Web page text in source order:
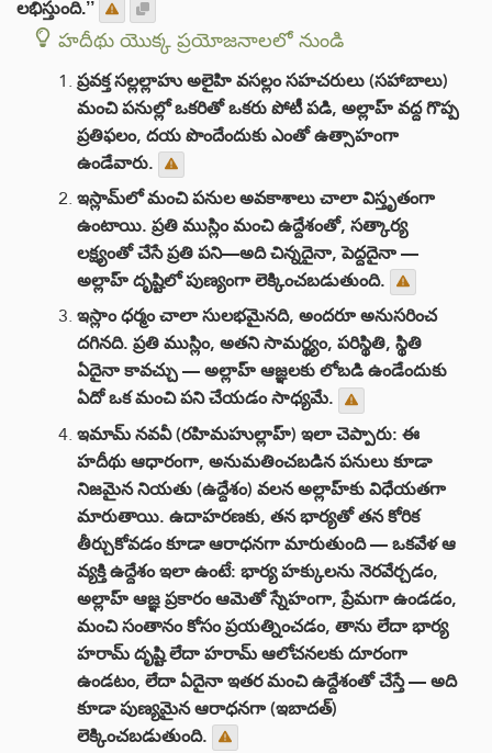
లభిస్తుంది.’’
హదీథు యొక్క ప్రయోజనాలలో నుండి
ప్రవక్త సల్లల్లాహు అలైహి వసల్లం సహచరులు (సహాబాలు)
మంచి పనుల్లో ఒకరితో ఒకరు పోటీ పడి, అల్లాహ్ వద్ద గొప్ప
ప్రతిఫలం, దయ పొందేందుకు ఎంతో ఉత్సాహంగా
ఉండేవారు.
ఇస్లామ్‌లో మంచి పనుల అవకాశాలు చాలా విస్తృతంగా
ఉంటాయి. ప్రతి ముస్లిం మంచి ఉద్దేశంతో, సత్కార్య
లక్ష్యంతో చేసే ప్రతి పని—అది చిన్నదైనా, పెద్దదైనా —
అల్లాహ్ దృష్టిలో పుణ్యంగా లెక్కించబడుతుంది.
ఇస్లాం ధర్మం చాలా సులభమైనది, అందరూ అనుసరించ
దగినది. ప్రతి ముస్లిం, అతని సామర్థ్యం, పరిస్థితి, స్థితి
ఏదైనా కావచ్చు — అల్లాహ్ ఆజ్ఞలకు లోబడి ఉండేందుకు
ఏదో ఒక మంచి పని చేయడం సాధ్యమే.
ఇమామ్ నవవీ (రహిమహుల్లాహ్) ఇలా చెప్పారు: ఈ
హదీథు ఆధారంగా, అనుమతించబడిన పనులు కూడా
నిజమైన నియతు (ఉద్దేశం) వలన అల్లాహ్‌కు విధేయతగా
మారుతాయి. ఉదాహరణకు, తన భార్యతో తన కోరిక
తీర్చుకోవడం కూడా ఆరాధనగా మారుతుంది — ఒకవేళ ఆ
వ్యక్తి ఉద్దేశం ఇలా ఉంటే: భార్య హక్కులను నెరవేర్చడం,
అల్లాహ్ ఆజ్ఞ ప్రకారం ఆమెతో స్నేహంగా, ప్రేమగా ఉండడం,
మంచి సంతానం కోసం ప్రయత్నించడం, తాను లేదా భార్య
హరామ్ దృష్టి లేదా హరామ్ ఆలోచనలకు దూరంగా
ఉండటం, లేదా ఏదైనా ఇతర మంచి ఉద్దేశంతో చేస్తే — అది
కూడా పుణ్యమైన ఆరాధనగా (ఇబాదత్)
లెక్కించబడుతుంది.